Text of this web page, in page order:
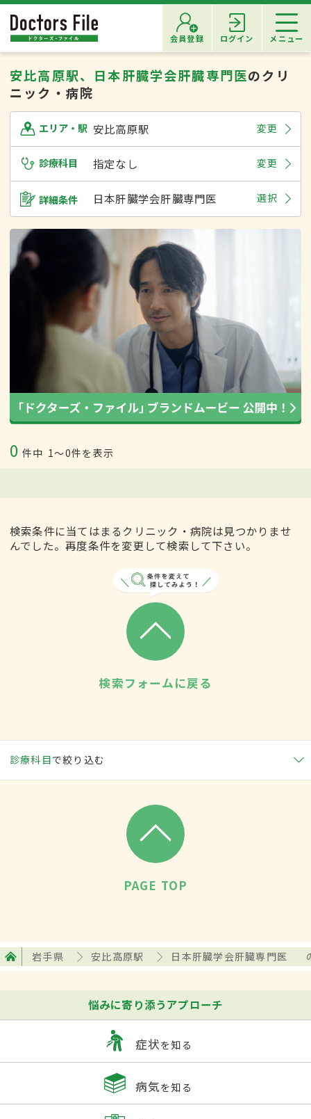
会員登録 ログイン メニュー
安比高原駅、日本肝臓学会肝臓専門医のクリ
ニック・病院
エリア・駅 安比高原駅 変更
診療科目 指定なし 変更
詳細条件 日本肝臓学会肝臓専門医 選択
0 件中 1〜0件を表示
検索条件に当てはまるクリニック・病院は見つかりませ
んでした。再度条件を変更して検索して下さい。
検索フォームに戻る
診療科目で絞り込む
PAGE TOP
岩手県 安比高原駅 日本肝臓学会肝臓専門医
悩みに寄り添うアプローチ
症状を知る
病気を知る